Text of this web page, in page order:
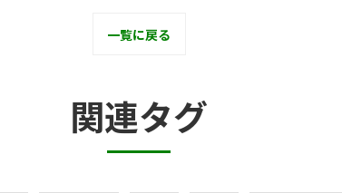
一覧に戻る
関連タグ